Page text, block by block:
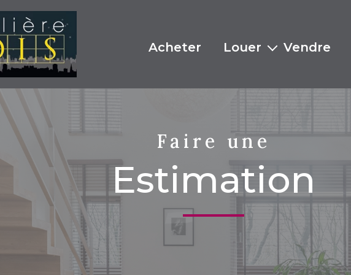
acheter louer vendre
Faire une
Estimation